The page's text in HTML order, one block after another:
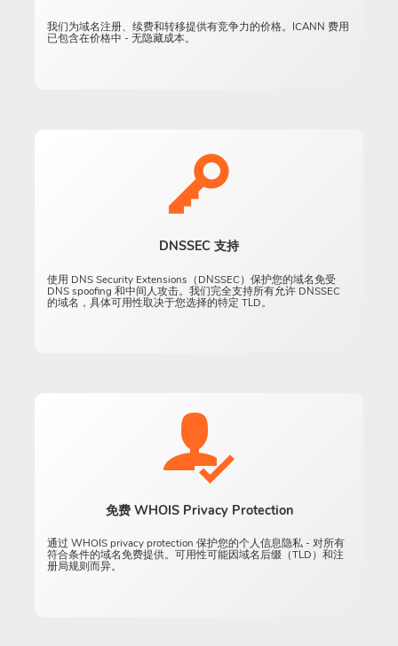
我们为域名注册、续费和转移提供有竞争力的价格。ICANN 费用
已包含在价格中 - 无隐藏成本。
DNSSEC 支持
使用 DNS Security Extensions（DNSSEC）保护您的域名免受
DNS spoofing 和中间人攻击。我们完全支持所有允许 DNSSEC
的域名，具体可用性取决于您选择的特定 TLD。
免费 WHOIS Privacy Protection
通过 WHOIS privacy protection 保护您的个人信息隐私 - 对所有
符合条件的域名免费提供。可用性可能因域名后缀（TLD）和注
册局规则而异。